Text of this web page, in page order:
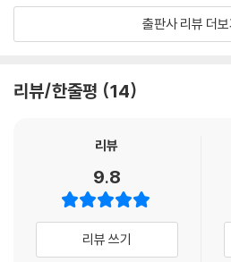
하지만 행복도 잠시, 수혈용 고양이인 점
혜는 뮤뮤에게 ‘삶’을 주었다 생각하겠지
는 지나친 희생을 강요하는 것이 아닐까?
를 건네고, 점박이에게 특별한 제안을 한
이자 새로운 시작인 것이다.
2022년 출판콘텐츠 창작 지원 사업 선정작
출판사 리뷰 더보
리뷰/한줄평 14
리뷰
9.8
리뷰 쓰기